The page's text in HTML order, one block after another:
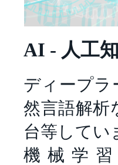
AI - 人工
ディープラ
然言語解析
台等してい
機械学習